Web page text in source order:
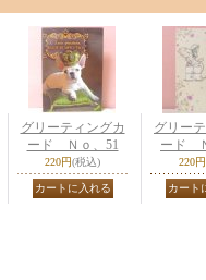
グリーティングカ
ード Ｎｏ、51
220円(税込)
グリー
ード
220円